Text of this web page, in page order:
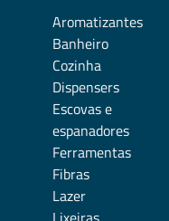
Aromatizantes
Banheiro
Cozinha
Dispensers
Escovas e
espanadores
Ferramentas
Fibras
Lazer